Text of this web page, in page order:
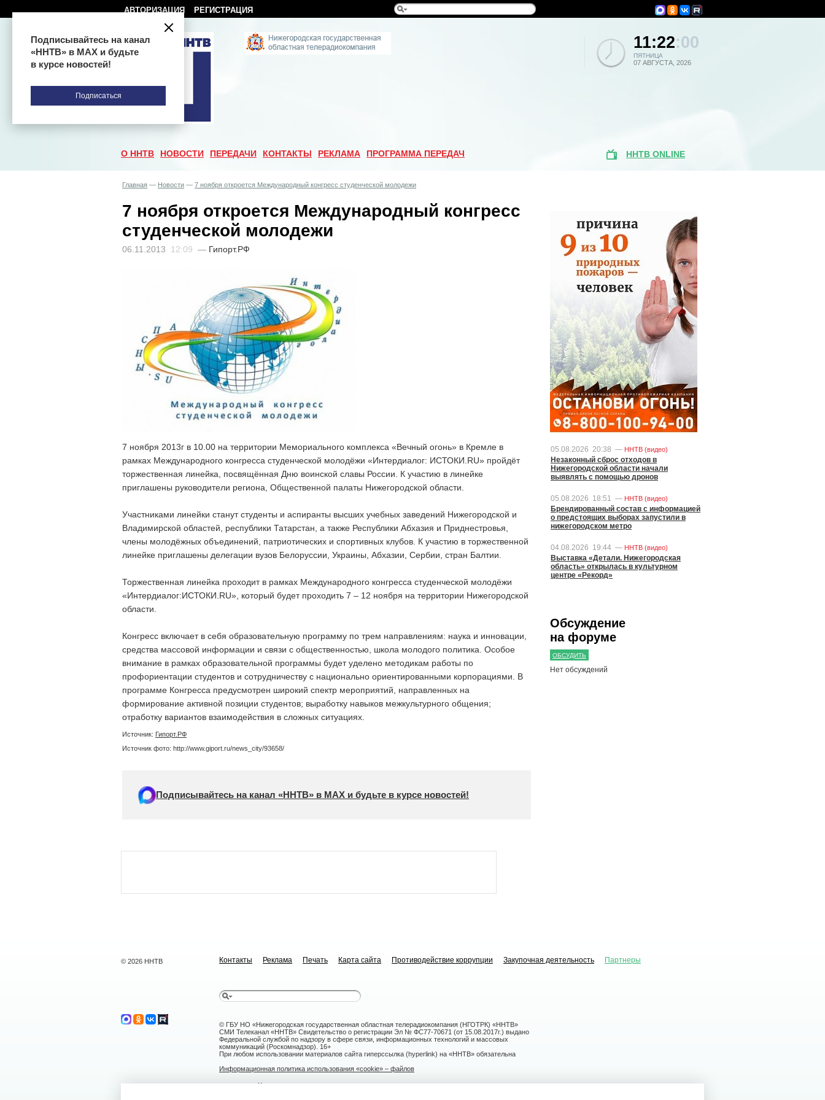
АВТОРИЗАЦИЯ РЕГИСТРАЦИЯ
11:22:00
ПЯТНИЦА
07 АВГУСТА, 2026
О ННТВ НОВОСТИ ПЕРЕДАЧИ КОНТАКТЫ РЕКЛАМА ПРОГРАММА ПЕРЕДАЧ ННТВ ONLINE
Главная — Новости — 7 ноября откроется Международный конгресс студенческой молодежи
7 ноября откроется Международный конгресс
студенческой молодежи
06.11.2013 12:09 — Гипорт.РФ
7 ноября 2013г в 10.00 на территории Мемориального комплекса «Вечный огонь» в Кремле в
рамках Международного конгресса студенческой молодёжи «Интердиалог: ИСТОКИ.RU» пройдёт
торжественная линейка, посвящённая Дню воинской славы России. К участию в линейке
приглашены руководители региона, Общественной палаты Нижегородской области.
Участниками линейки станут студенты и аспиранты высших учебных заведений Нижегородской и
Владимирской областей, республики Татарстан, а также Республики Абхазия и Приднестровья,
члены молодёжных объединений, патриотических и спортивных клубов. К участию в торжественной
линейке приглашены делегации вузов Белоруссии, Украины, Абхазии, Сербии, стран Балтии.
Торжественная линейка проходит в рамках Международного конгресса студенческой молодёжи
«Интердиалог:ИСТОКИ.RU», который будет проходить 7 – 12 ноября на территории Нижегородской
области.
Конгресс включает в себя образовательную программу по трем направлениям: наука и инновации,
средства массовой информации и связи с общественностью, школа молодого политика. Особое
внимание в рамках образовательной программы будет уделено методикам работы по
профориентации студентов и сотрудничеству с национально ориентированными корпорациями. В
программе Конгресса предусмотрен широкий спектр мероприятий, направленных на
формирование активной позиции студентов; выработку навыков межкультурного общения;
отработку вариантов взаимодействия в сложных ситуациях.
Источник: Гипорт.РФ
Источник фото: http://www.giport.ru/news_city/93658/
Подписывайтесь на канал «ННТВ» в МАХ и будьте в курсе новостей!
05.08.2026 20:38 — ННТВ (видео)
Незаконный сброс отходов в
Нижегородской области начали
выявлять с помощью дронов
05.08.2026 18:51 — ННТВ (видео)
Брендированный состав с информацией
о предстоящих выборах запустили в
нижегородском метро
04.08.2026 19:44 — ННТВ (видео)
Выставка «Детали. Нижегородская
область» открылась в культурном
центре «Рекорд»
Обсуждение
на форуме
ОБСУДИТЬ
Нет обсуждений
© 2026 ННТВ Контакты Реклама Печать Карта сайта Противодействие коррупции Закупочная деятельность Партнеры
© ГБУ НО «Нижегородская государственная областная телерадиокомпания (НГОТРК) «ННТВ»
СМИ Телеканал «ННТВ» Свидетельство о регистрации Эл № ФС77-70671 (от 15.08.2017г.) выдано
Федеральной службой по надзору в сфере связи, информационных технологий и массовых
коммуникаций (Роскомнадзор). 16+
При любом использовании материалов сайта гиперссылка (hyperlink) на «ННТВ» обязательна
Информационная политика использования «cookie» – файлов
Подписывайтесь на канал
«ННТВ» в МАХ и будьте
в курсе новостей!
Подписаться